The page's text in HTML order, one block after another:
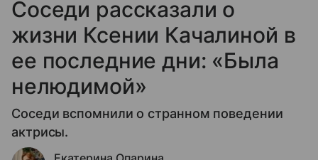
Соседи рассказали о
жизни Ксении Качалиной в
ее последние дни: «Была
нелюдимой»
Соседи вспомнили о странном поведении
актрисы.